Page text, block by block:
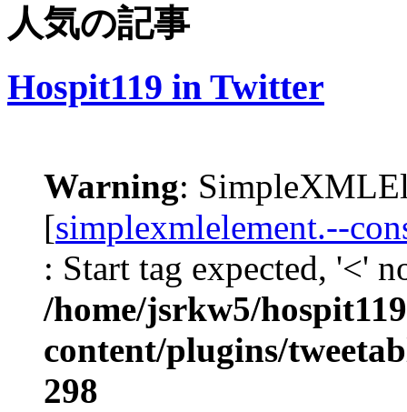
人気の記事
Hospit119 in Twitter
Warning:
[simplexmlelement.--
: Start tag expected, '<'
/home/jsrkw5/
content/plugins/
298